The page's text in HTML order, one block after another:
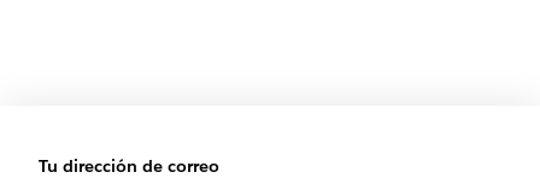
Tu dirección de correo